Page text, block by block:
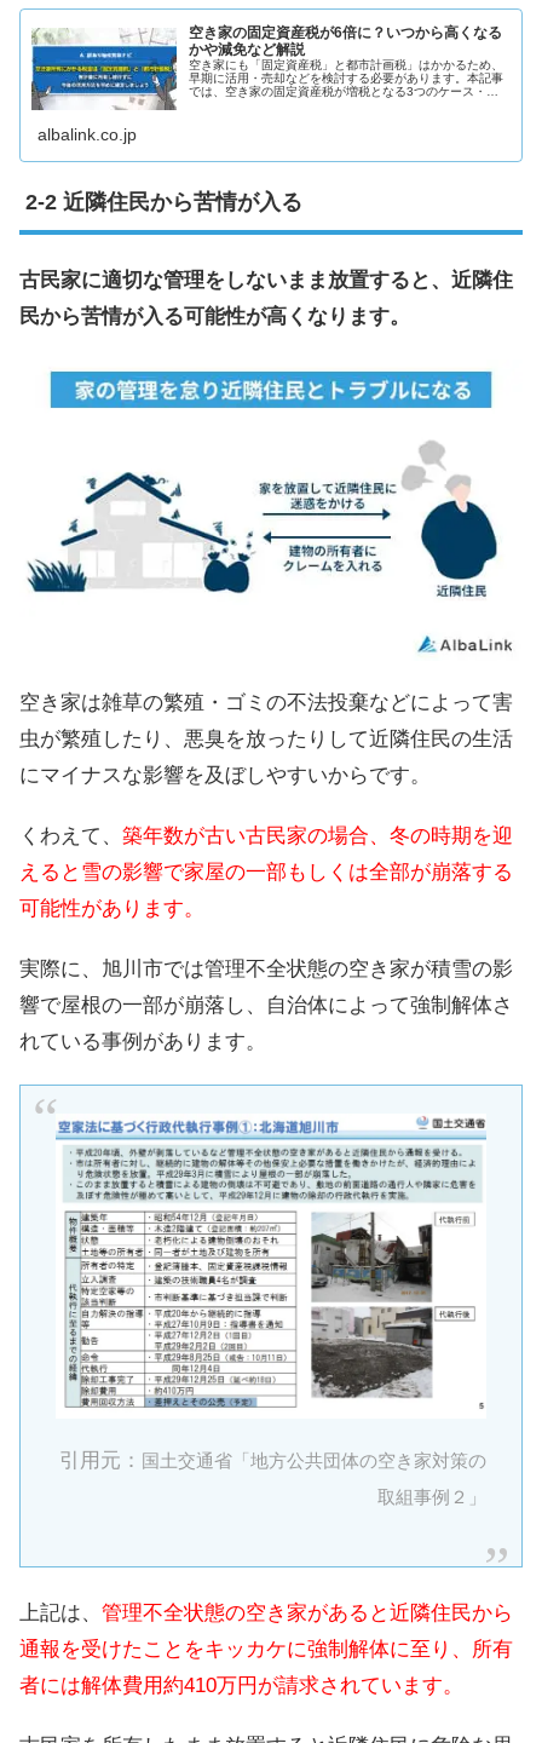
空き家の固定資産税が6倍に？いつから高くなる
かや減免など解説
空き家にも「固定資産税」と都市計画税」はかかるため、
早期に活用・売却などを検討する必要があります。本記事
では、空き家の固定資産税が増税となる3つのケース・固
albalink.co.jp
近隣住民から苦情が入る
古民家に適切な管理をしないまま放置すると、近隣住
民から苦情が入る可能性が高くなります。
空き家は雑草の繁殖・ゴミの不法投棄などによって害
虫が繁殖したり、悪臭を放ったりして近隣住民の生活
にマイナスな影響を及ぼしやすいからです。
くわえて、 築年数が古い古民家の場合、冬の時期を迎
えると雪の影響で家屋の一部もしくは全部が崩落する
可能性があります。
実際に、旭川市では管理不全状態の空き家が積雪の影
響で屋根の一部が崩落し、自治体によって強制解体さ
れている事例があります。
引用元： 国土交通省「地方公共団体の空き家対策の
取組事例２」
上記は、 管理不全状態の空き家があると近隣住民から
通報を受けたことをキッカケに強制解体に至り、所有
者には解体費用約410万円が請求されています。